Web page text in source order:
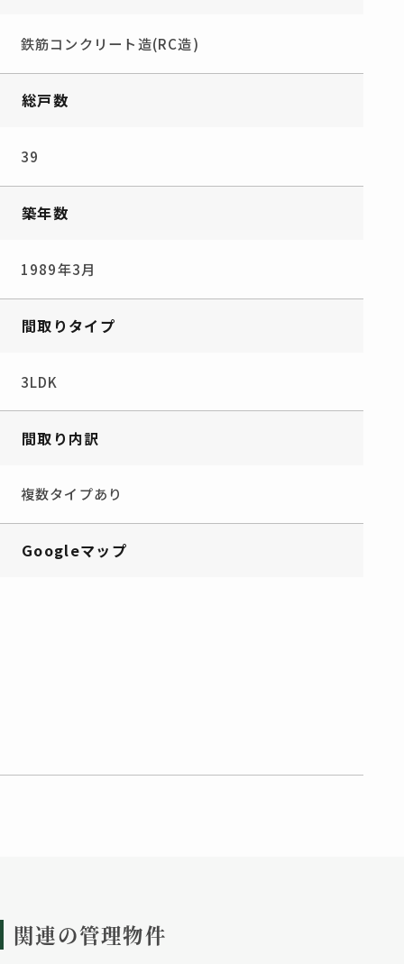
鉄筋コンクリート造(RC造)
総戸数
39
築年数
1989年3月
間取りタイプ
3LDK
間取り内訳
複数タイプあり
Googleマップ
関連の管理物件